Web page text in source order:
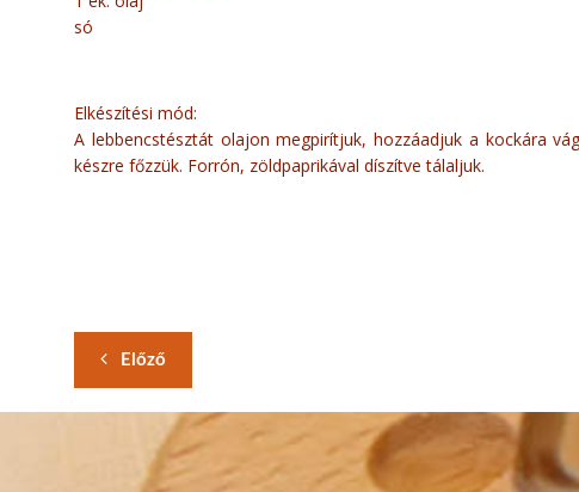
só
Elkészítési mód:
A lebbencstésztát olajon megpirítjuk, hozzáadjuk a kockára
készre főzzük. Forrón, zöldpaprikával díszítve tálaljuk.
Előző